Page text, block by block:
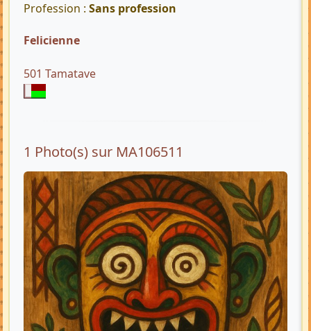
Profession : Sans profession
Felicienne
501 Tamatave
1 Photo(s) sur MA106511